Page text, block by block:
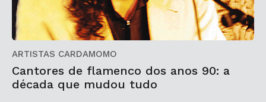
ARTISTAS CARDAMOMO
Cantores de flamenco dos anos 90: a
década que mudou tudo